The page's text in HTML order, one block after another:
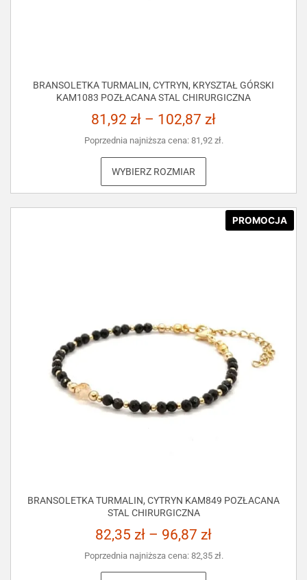
BRANSOLETKA TURMALIN, CYTRYN, KRYSZTAŁ GÓRSKI
KAM1083 POZŁACANA STAL CHIRURGICZNA
81,92 zł – 102,87 zł
Poprzednia najniższa cena: 81,92 zł.
WYBIERZ ROZMIAR
PROMOCJA
BRANSOLETKA TURMALIN, CYTRYN KAM849 POZŁACANA
STAL CHIRURGICZNA
82,35 zł – 96,87 zł
Poprzednia najniższa cena: 82,35 zł.